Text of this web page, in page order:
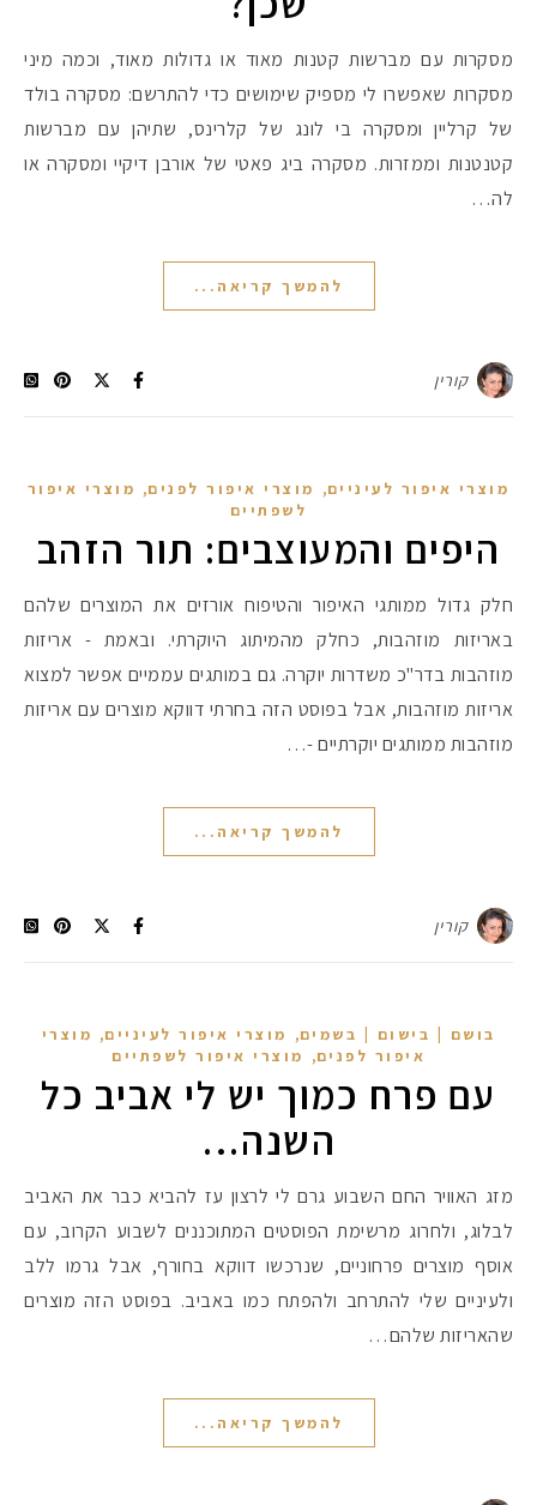
מסקרות עם מברשות קטנות מאוד או גדולות מאוד, וכמה מיני
מסקרות שאפשרו לי מספיק שימושים כדי להתרשם: מסקרה בולד
של קרליין ומסקרה בי לונג של קלרינס, שתיהן עם מברשות
קטנטנות וממזרות. מסקרה ביג פאטי של אורבן דיקיי ומסקרה או
לה…
להמשך קריאה...
קורין
מוצרי איפור לעיניים, מוצרי איפור לפנים, מוצרי איפור
לשפתיים
היפים והמעוצבים: תור הזהב
חלק גדול ממותגי האיפור והטיפוח אורזים את המוצרים שלהם
באריזות מוזהבות, כחלק מהמיתוג היוקרתי. ובאמת - אריזות
מוזהבות בדר"כ משדרות יוקרה. גם במותגים עממיים אפשר למצוא
אריזות מוזהבות, אבל בפוסט הזה בחרתי דווקא מוצרים עם אריזות
מוזהבות ממותגים יוקרתיים -…
להמשך קריאה...
קורין
בושם | בישום | בשמים, מוצרי איפור לעיניים, מוצרי
איפור לפנים, מוצרי איפור לשפתיים
עם פרח כמוך יש לי אביב כל
השנה…
מזג האוויר החם השבוע גרם לי לרצון עז להביא כבר את האביב
לבלוג, ולחרוג מרשימת הפוסטים המתוכננים לשבוע הקרוב, עם
אוסף מוצרים פרחוניים, שנרכשו דווקא בחורף, אבל גרמו ללב
ולעיניים שלי להתרחב ולהפתח כמו באביב. בפוסט הזה מוצרים
שהאריזות שלהם…
להמשך קריאה...